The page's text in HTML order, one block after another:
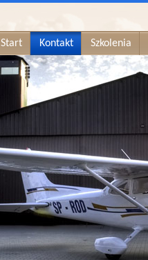
Start Kontakt Szkolenia